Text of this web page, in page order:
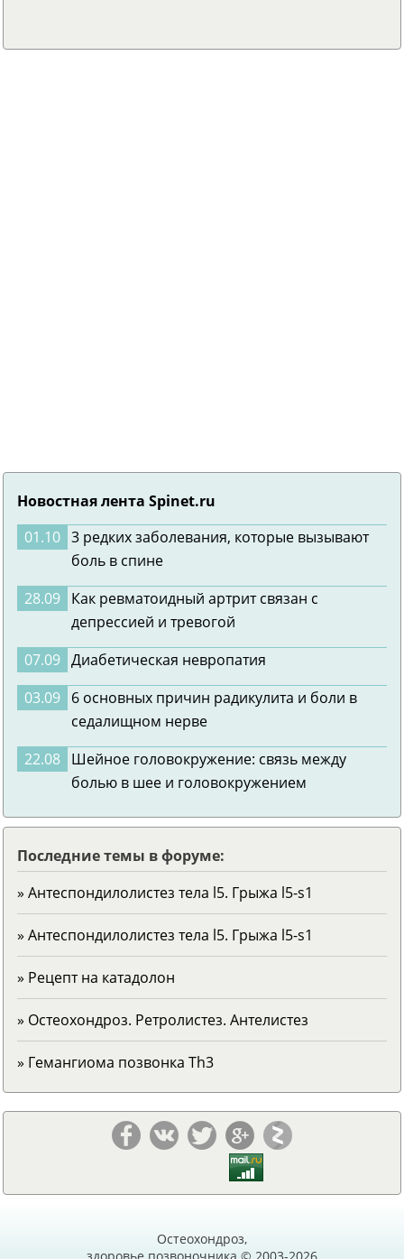
Новостная лента Spinet.ru
01.10 3 редких заболевания, которые вызывают
боль в спине
28.09 Как ревматоидный артрит связан с
депрессией и тревогой
07.09 Диабетическая невропатия
03.09 6 основных причин радикулита и боли в
седалищном нерве
22.08 Шейное головокружение: связь между
болью в шее и головокружением
Последние темы в форуме:
» Антеспондилолистез тела l5. Грыжа l5-s1
» Антеспондилолистез тела l5. Грыжа l5-s1
» Рецепт на катадолон
» Остеохондроз. Ретролистез. Антелистез
» Гемангиома позвонка Тh3
Остеохондроз,
здоровье позвоночника © 2003-2026